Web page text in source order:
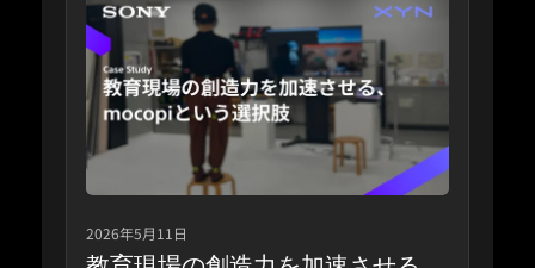
2026年5月11日